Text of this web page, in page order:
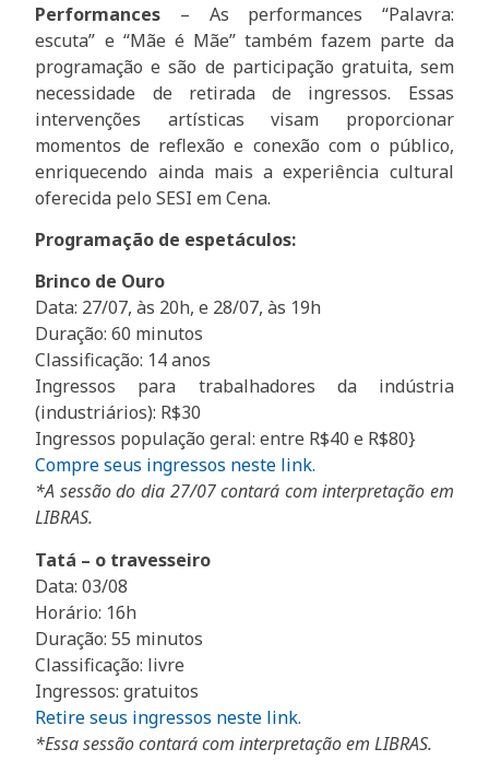
Performances – As performances “Palavra:
escuta” e “Mãe é Mãe” também fazem parte da
programação e são de participação gratuita, sem
necessidade de retirada de ingressos. Essas
intervenções artísticas visam proporcionar
momentos de reflexão e conexão com o público,
enriquecendo ainda mais a experiência cultural
oferecida pelo SESI em Cena.
Programação de espetáculos:
Brinco de Ouro
Data: 27/07, às 20h, e 28/07, às 19h
Duração: 60 minutos
Classificação: 14 anos
Ingressos para trabalhadores da indústria
(industriários): R$30
Ingressos população geral: entre R$40 e R$80}
Compre seus ingressos neste link.
*A sessão do dia 27/07 contará com interpretação em
LIBRAS.
Tatá – o travesseiro
Data: 03/08
Horário: 16h
Duração: 55 minutos
Classificação: livre
Ingressos: gratuitos
Retire seus ingressos neste link.
*Essa sessão contará com interpretação em LIBRAS.